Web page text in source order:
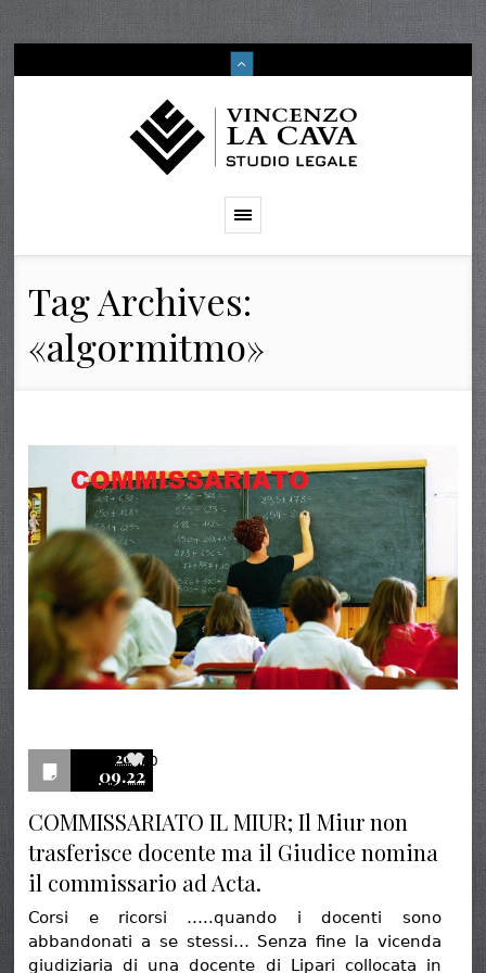
Tag Archives:
«algormitmo»
2017
09.22
0
COMMISSARIATO IL MIUR; Il Miur non
trasferisce docente ma il Giudice nomina
il commissario ad Acta.
Corsi e ricorsi …..quando i docenti sono
abbandonati a se stessi… Senza fine la vicenda
giudiziaria di una docente di Lipari collocata in